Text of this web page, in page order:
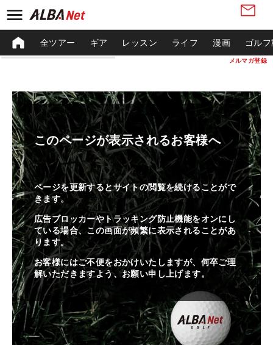
メルマガ登録
全ツアー ギア レッスン ライフ 漫画 ゴル
このページが表示されるお客様へ
ページを更新するとサイトの閲覧を続けることがで
きます。
広告ブロッカーやトラッキング防止機能をオンにし
ている場合、この画面が頻繁に表示されることがあ
ります。
お客様にはご不便をおかけいたしますが、何卒ご理
解いただきますよう、お願い申し上げます。